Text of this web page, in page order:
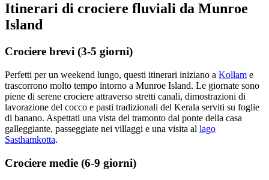
Itinerari di crociere fluviali da Munroe
Island
Crociere brevi (3-5 giorni)
Perfetti per un weekend lungo, questi itinerari iniziano a Kollam e
trascorrono molto tempo intorno a Munroe Island. Le giornate sono
piene di serene crociere attraverso stretti canali, dimostrazioni di
lavorazione del cocco e pasti tradizionali del Kerala serviti su foglie
di banano. Aspettati una vista del tramonto dal ponte della casa
galleggiante, passeggiate nei villaggi e una visita al lago
Sasthamkotta.
Crociere medie (6-9 giorni)